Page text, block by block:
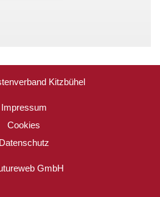
Kitzbühel
Impressum
Cookies
Datenschutz
GmbH